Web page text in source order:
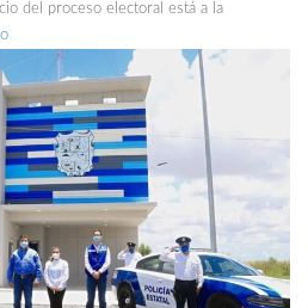
del proceso electoral está a la